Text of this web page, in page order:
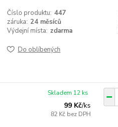
Číslo produktu: 447
záruka: 24 měsíců
Výdejní místa: zdarma
Do oblíbených
99 Kč/ks
82 Kč bez DPH
Skladem 12 ks